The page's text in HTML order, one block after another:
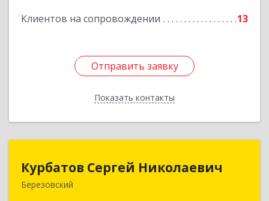
Клиентов на сопровождении 13
Отправить заявку
Показать контакты
Отправить заявку
Назад
Курбатов Сергей Николаевич
Березовский
Курбатов Сергей Николаевич